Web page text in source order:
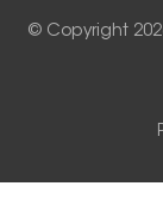
© Copyright